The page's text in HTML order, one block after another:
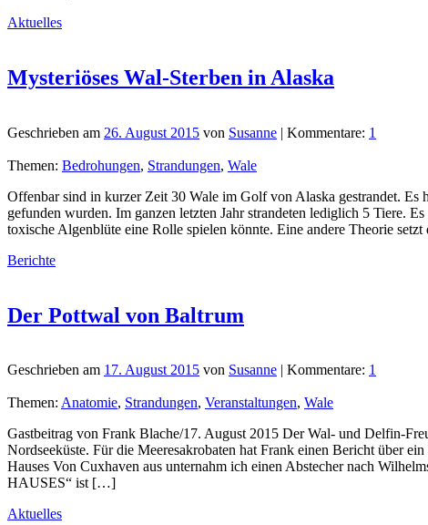
Aktuelles
Mysteriöses Wal-Sterben in Alaska
Geschrieben am 26. August 2015 von Susanne | Kommentare: 1
Themen: Bedrohungen, Strandungen, Wale
Offenbar sind in kurzer Zeit 30 Wale im Golf von Alaska gestrandet.
gefunden wurden. Im ganzen letzten Jahr strandeten lediglich 5 Tiere.
toxische Algenblüte eine Rolle spielen könnte. Eine andere Theorie
Berichte
Der Pottwal von Baltrum
Geschrieben am 17. August 2015 von Susanne | Kommentare: 1
Themen: Anatomie, Strandungen, Veranstaltungen, Wale
Gastbeitrag von Frank Blache/17. August 2015 Der Wal- und Delfin-
Nordseeküste. Für die Meeresakrobaten hat Frank einen Bericht über
Hauses Von Cuxhaven aus unternahm ich einen Abstecher nach
HAUSES“ ist […]
Aktuelles